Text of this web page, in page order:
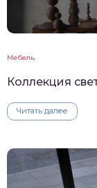
Мебель
Коллекция
Читать далее